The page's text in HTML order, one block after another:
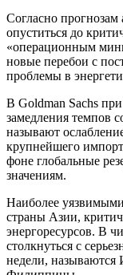
Согласно прогнозам
опуститься до
«операционным
новые перебои с
проблемы в
В Goldman Sachs
замедления темпов
называют
крупнейшего
фоне глобальные
значениям.
Наиболее
страны Азии,
энергоресурсов. В
столкнуться с
недели, называются